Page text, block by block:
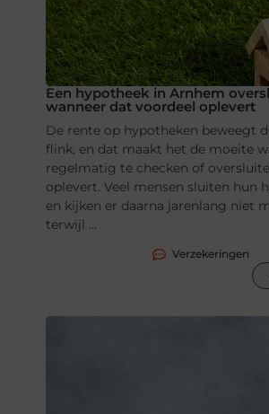
Een hypotheek in Arnhem
wanneer dat voordeel oplevert
De rente op hypotheken beweegt
flink, en dat maakt het de moeite
regelmatig te checken of
oplevert. Veel mensen sluiten hun
en kijken er daarna jarenlang niet
terwijl ...
Verzekeringen